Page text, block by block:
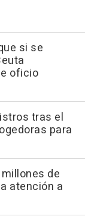
si se
oficio
tras el
para
de
atención a